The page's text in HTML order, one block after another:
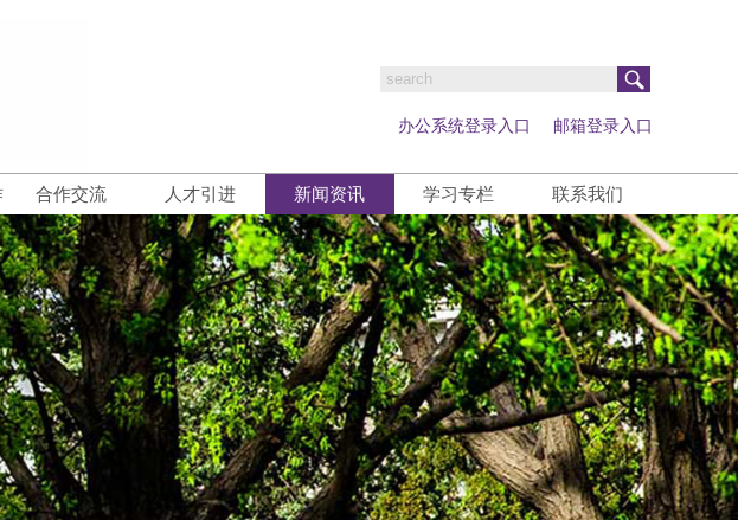
办公系统登录入口 邮箱登录入口
合作交流 人才引进 新闻资讯 学习专栏 联系我们